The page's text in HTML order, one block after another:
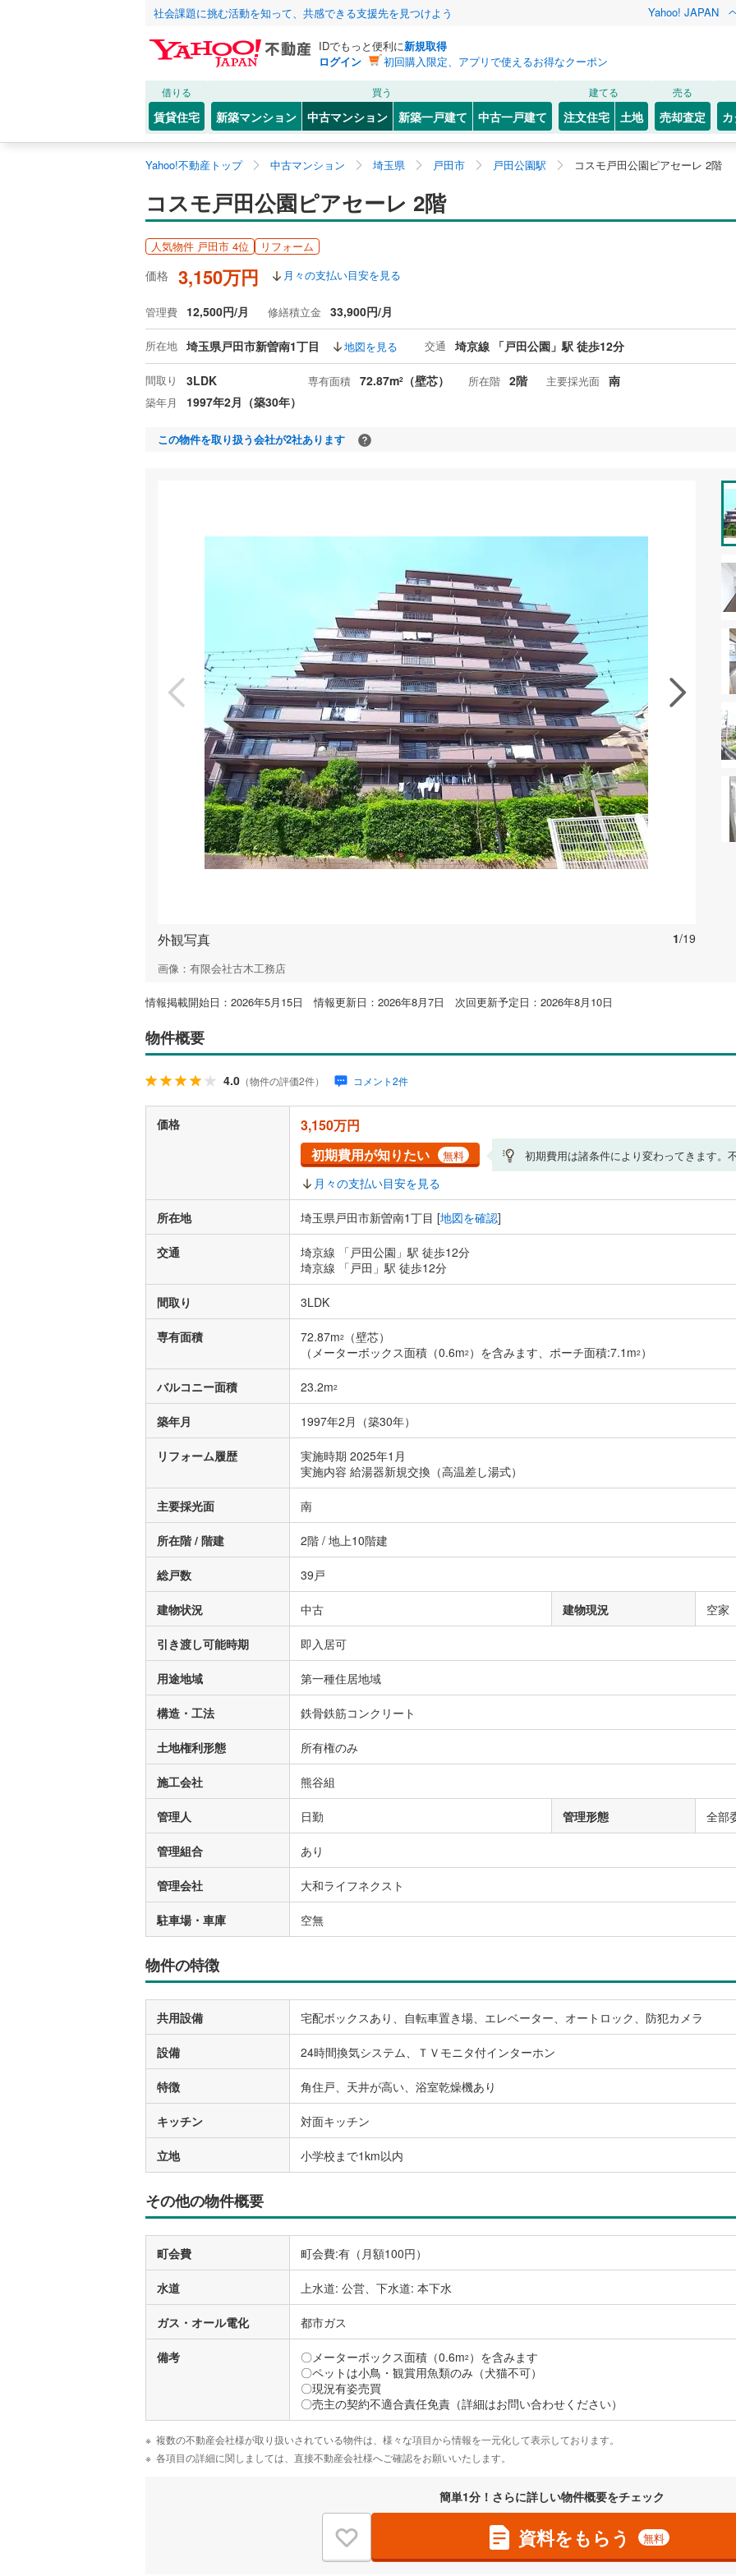
社会課題に挑む活動を知って、共感できる支援先を見つけよう Yahoo! JAPAN
IDでもっと便利に新規取得
ログイン
初回購入限定、アプリで使えるお得なクーポン
借りる
賃貸住宅
買う
新築マンション 中古マンション 新築一戸建て 中古一戸建て
建てる
注文住宅 土地
売る
売却査定
Yahoo!不動産トップ 中古マンション 埼玉県 戸田市 戸田公園駅 コスモ戸田公園ピアセーレ 2階
コスモ戸田公園ピアセーレ 2階
人気物件 戸田市 4位 リフォーム
価格 3,150万円 月々の支払い目安を見る
管理費 12,500円/月 修繕積立金 33,900円/月
所在地 埼玉県戸田市新曽南1丁目 地図を見る 交通 埼京線 「戸田公園」駅 徒歩12分
間取り 3LDK 専有面積 72.87m2 （壁芯） 所在階 2階 主要採光面 南
築年月 1997年2月（築30年）
この物件を取り扱う会社が2社あります
資料をもらう 無料
特徴の似た物件を見る
お気に入りに追加する
1/19
外観写真
画像：有限会社古木工務店
情報掲載開始日：2026年5月15日 情報更新日：2026年8月7日 次回更新予定日：2026年8月10日
物件概要
4.0 （物件の評価2件） コメント2件
価格
3,150万円
初期費用が知りたい
無料 初期費用は諸条件により変わってきます。
月々の支払い目安を見る
所在地 埼玉県戸田市新曽南1丁目 [地図を確認]
交通
埼京線 「戸田公園」駅 徒歩12分
埼京線 「戸田」駅 徒歩12分
間取り 3LDK
専有面積 72.87m2
（壁芯）
（メーターボックス面積（0.6m2）を含みます、ポーチ面積:7.1m2）
バルコニー面積 23.2m2
築年月 1997年2月（築30年）
リフォーム履歴
実施時期 2025年1月
実施内容 給湯器新規交換（高温差し湯式）
主要採光面 南
所在階 / 階建 2階 / 地上10階建
総戸数 39戸
建物状況 中古 建物現況 空家
引き渡し可能時期 即入居可
用途地域 第一種住居地域
構造・工法 鉄骨鉄筋コンクリート
土地権利形態 所有権のみ
施工会社 熊谷組
管理人 日勤 管理形態 全部
管理組合 あり
管理会社 大和ライフネクスト
駐車場・車庫 空無
物件の特徴
共用設備 宅配ボックスあり、自転車置き場、エレベーター、オートロック、防犯カメラ
設備 24時間換気システム、ＴＶモニタ付インターホン
特徴 角住戸、天井が高い、浴室乾燥機あり
キッチン 対面キッチン
立地 小学校まで1km以内
その他の物件概要
町会費 町会費:有（月額100円）
水道 上水道: 公営、下水道: 本下水
ガス・オール電化 都市ガス
備考 〇メーターボックス面積（0.6m2）を含みます
〇ペットは小鳥・観賞用魚類のみ（犬猫不可）
〇現況有姿売買
〇売主の契約不適合責任免責（詳細はお問い合わせください）
複数の不動産会社様が取り扱いされている物件は、様々な項目から情報を一元化して表示しております。
各項目の詳細に関しましては、直接不動産会社様へご確認をお願いいたします。
簡単1分！さらに詳しい物件概要をチェック
資料をもらう 無料